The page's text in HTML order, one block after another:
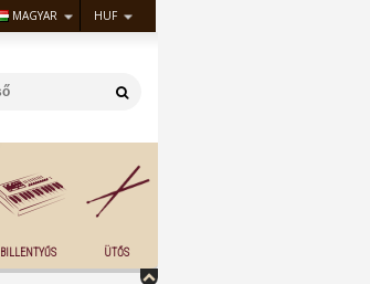
MAGYAR HUF
BILLENTYŰS ÜTŐS